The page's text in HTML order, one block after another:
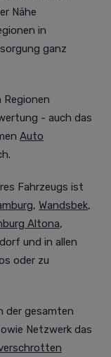
Nähe
in
ganz
Regionen
- auch das
Auto
Fahrzeugs ist
, Wandsbek,
Altona,
und in allen
oder zu
der gesamten
Netzwerk das